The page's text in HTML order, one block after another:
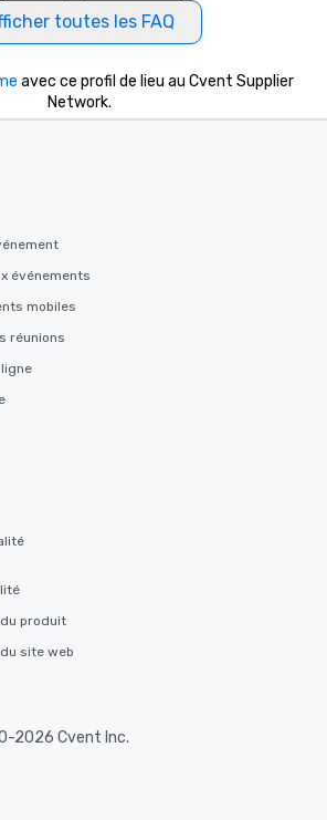
toutes les FAQ
avec ce profil de lieu au Cvent Supplier
Network.
événements
mobiles
réunions
produit
site web
2026 Cvent Inc.